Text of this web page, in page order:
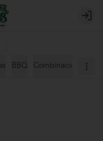
Login
BBQ Combinaciones